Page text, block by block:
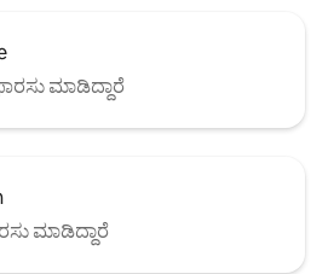
ಮಾಡಿದ್ದಾರೆ
ಮಾಡಿದ್ದಾರೆ